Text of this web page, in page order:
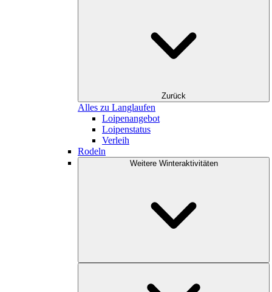
Zurück
Alles zu Langlaufen
Loipenangebot
Loipenstatus
Verleih
Rodeln
Weitere Winteraktivitäten